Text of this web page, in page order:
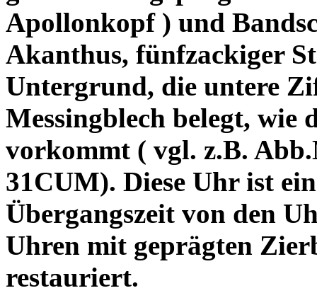
Apollonkopf ) und
Akanthus, fünfzackiger
Untergrund, die untere
Messingblech belegt, wie
vorkommt ( vgl. z.B.
31CUM). Diese Uhr ist
Übergangszeit von den
Uhren mit geprägten
restauriert.